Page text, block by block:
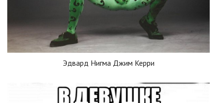
Эдвард Нигма Джим Керри